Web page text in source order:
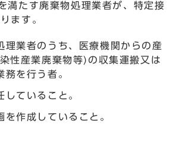
たす廃棄物処理業者が、特定接
ます。
理業者のうち、医療機関からの産
性産業廃棄物等)の収集運搬又は
務を行う者。
していること。
を作成していること。